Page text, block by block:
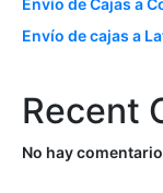
Envío de cajas a
Recent
No hay